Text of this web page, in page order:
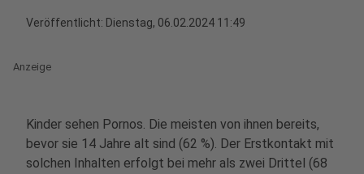
Veröffentlicht: Dienstag, 06.02.2024 11:49
Anzeige
Kinder sehen Pornos. Die meisten von ihnen bereits,
bevor sie 14 Jahre alt sind (62 %). Der Erstkontakt mit
solchen Inhalten erfolgt bei mehr als zwei Drittel (68